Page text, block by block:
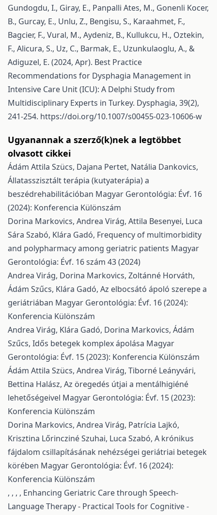
Gundogdu, I., Giray, E., Panpalli Ates, M., Gonenli Kocer,
B., Gurcay, E., Unlu, Z., Bengisu, S., Karaahmet, F.,
Bagcier, F., Vural, M., Aydeniz, B., Kullukcu, H., Oztekin,
F., Alicura, S., Uz, C., Barmak, E., Uzunkulaoglu, A., &
Adiguzel, E. (2024, Apr). Best Practice
Recommendations for Dysphagia Management in
Intensive Care Unit (ICU): A Delphi Study from
Multidisciplinary Experts in Turkey. Dysphagia, 39(2),
241-254. https://doi.org/10.1007/s00455-023-10606-w
Ugyanannak a szerző(k)nek a legtöbbet
olvasott cikkei
Ádám Attila Szücs, Dajana Pertet, Natália Dankovics,
Állatasszisztált terápia (kutyaterápia) a
beszédrehabilitációban Magyar Gerontológia: Évf. 16
(2024): Konferencia Különszám
Dorina Markovics, Andrea Virág, Attila Besenyei, Luca
Sára Szabó, Klára Gadó, Frequency of multimorbidity
and polypharmacy among geriatric patients Magyar
Gerontológia: Évf. 16 szám 43 (2024)
Andrea Virág, Dorina Markovics, Zoltánné Horváth,
Ádám Szűcs, Klára Gadó, Az elbocsátó ápoló szerepe a
geriátriában Magyar Gerontológia: Évf. 16 (2024):
Konferencia Különszám
Andrea Virág, Klára Gadó, Dorina Markovics, Ádám
Szűcs, Idős betegek komplex ápolása Magyar
Gerontológia: Évf. 15 (2023): Konferencia Különszám
Ádám Attila Szücs, Andrea Virág, Tiborné Leányvári,
Bettina Halász, Az öregedés útjai a mentálhigiéné
lehetőségeivel Magyar Gerontológia: Évf. 15 (2023):
Konferencia Különszám
Dorina Markovics, Andrea Virág, Patrícia Lajkó,
Krisztina Lőrincziné Szuhai, Luca Szabó, A krónikus
fájdalom csillapításának nehézségei geriátriai betegek
körében Magyar Gerontológia: Évf. 16 (2024):
Konferencia Különszám
, , , , Enhancing Geriatric Care through Speech-
Language Therapy - Practical Tools for Cognitive -